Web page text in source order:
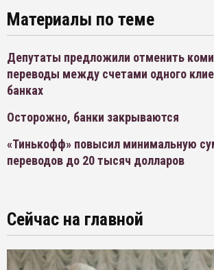
Материалы по теме
Депутаты предложили отменить
переводы между счетами одного
банках
Осторожно, банки закрываются
«Тинькофф» повысил минимальную
переводов до 20 тысяч долларов
Сейчас на главной